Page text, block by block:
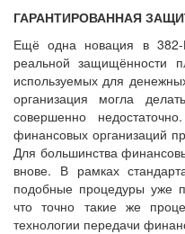
ГАРАНТИРОВАННАЯ
Ещё одна новация в
реальной защищённости
используемых для
организация могла
совершенно
финансовых организаций
Для большинства
внове. В рамках
подобные процедуры уже
что точно такие же
технологии передачи